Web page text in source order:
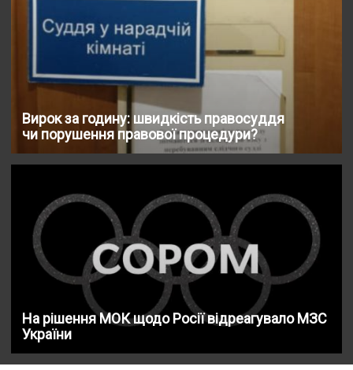
Вирок за годину: швидкість правосуддя
чи порушення правової процедури?
На рішення МОК щодо Росії відреагувало МЗС
України